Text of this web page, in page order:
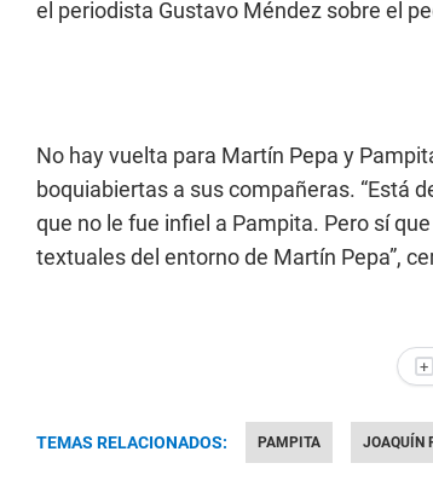
el periodista Gustavo Méndez sobre el
No hay vuelta para Martín Pepa y
boquiabiertas a sus compañeras. “Está
que no le fue infiel a Pampita. Pero sí
textuales del entorno de Martín Pepa”,
+
TEMAS RELACIONADOS: PAMPITA JOAQUÍN